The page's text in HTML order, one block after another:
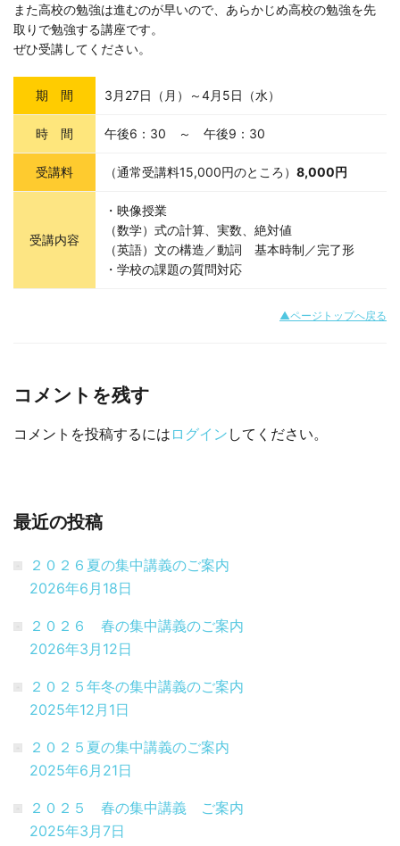
また高校の勉強は進むのが早いので、あらかじめ高校の勉強を先
取りで勉強する講座です。
ぜひ受講してください。
期 間 3月27日（月）～4月5日（水）
時 間 午後6：30 ～ 午後9：30
受講料 （通常受講料15,000円のところ） 8,000円
受講内容
・映像授業
（数学）式の計算、実数、絶対値
（英語）文の構造／動詞 基本時制／完了形
・学校の課題の質問対応
▲ページトップへ戻る
コメントを残す
コメントを投稿するには ログイン してください。
最近の投稿
２０２６夏の集中講義のご案内
2026年6月18日
２０２６ 春の集中講義のご案内
2026年3月12日
２０２５年冬の集中講義のご案内
2025年12月1日
２０２５夏の集中講義のご案内
2025年6月21日
２０２５ 春の集中講義 ご案内
2025年3月7日